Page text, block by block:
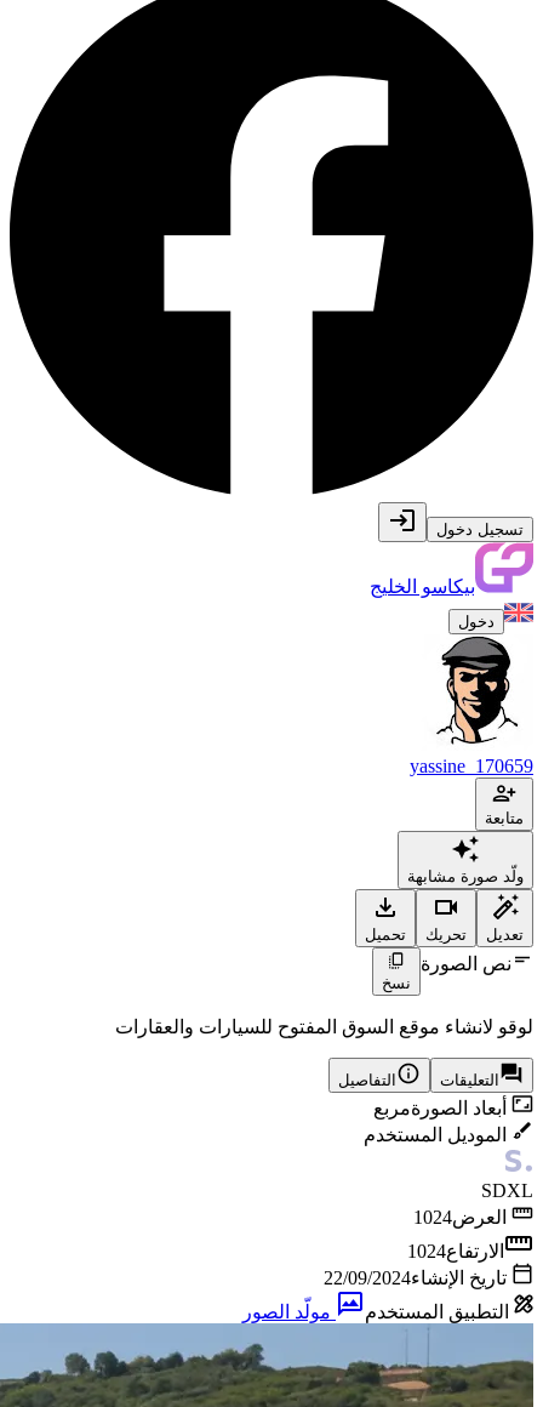
تسجيل دخول
بيكاسو الخليج
دخول
yassine_170659
متابعة
ولّد صورة مشابهة
تعديل تحريك تحميل
نص الصورة
نسخ
لوقو لانشاء موقع السوق المفتوح للسيارات والعقارات
التعليقات التفاصيل
أبعاد الصورةمربع
الموديل المستخدم
SDXL
العرض1024
الارتفاع1024
تاريخ الإنشاء22/09/2024
التطبيق المستخدم
مولّد الصور